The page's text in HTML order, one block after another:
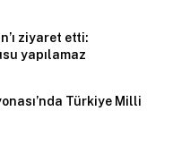
ziyaret etti:
yapılamaz
Türkiye Milli